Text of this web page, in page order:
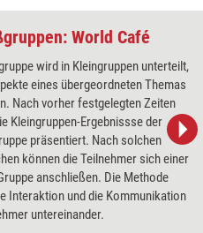
World Café
wird in Kleingruppen unterteilt,
eines übergeordneten Themas
Nach vorher festgelegten Zeiten
Kleingruppen-Ergebnissse der
präsentiert. Nach solchen
können die Teilnehmer sich einer
anschließen. Die Methode
Interaktion und die Kommunikation
untereinander.